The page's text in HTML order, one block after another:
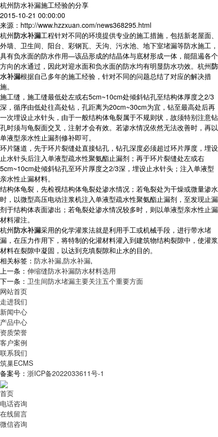
杭州防水补漏施工经验的分享
2015-10-21 00:00:00
来源：http://www.hzzxuan.com/news368295.html
杭州防水补漏工程针对不同的环境提供专业的施工措施，包括新老屋面、
外墙、卫生间、阳台、彩钢瓦、天沟、污水池、地下室堵漏等防水施工，
具有负水面的防水作用—该品形成的结晶体与底材形成一体，能阻遏各个
方向的水通过，因此对迎水面和负水面的防水均有明显防水功效。杭州防
水补漏根据自己多年的施工经验，针对不同的问题总结了对应的解决措
施。
施工缝，施工缝最低处左或右5cm~10cm处倾斜钻孔至结构体厚度之2/3
深，循序由低处往高处钻，孔距离为20cm~30cm为宜，钻至最高处后再
一次埋设止水针头，由于一般结构体龟裂属于不规则状，故须特别注意钻
孔时须与龟裂面交叉，注射才会有效。若渗水情况依然无法改善时，再以
单液型亲水性止漏剂修补即可。
环片隧道，先于环片裂缝处直接钻孔，钻孔深度必须超过环片厚度，埋设
止水针头后注入单液型疏水性聚氨酯止漏剂；再于环片裂缝处左或右
5cm~10cm处倾斜钻孔至环片厚度之2/3深，埋设止水针头；注入单液型
亲水性止漏材料。
结构体龟裂，先检视结构体龟裂处渗水情况；若龟裂处为干燥或微量渗水
时，以微型高压电动注浆机注入单液型疏水性聚氨酯止漏剂，至发现止漏
剂于结构体表面渗出；若龟裂处渗水情况较多时，则以单液型亲水性止漏
材料灌注。
杭州防水补漏采用的化学灌浆法就是利用手工或机械手段，进行带水堵
漏，在压力作用下，将特制的化灌材料灌入到建筑物结构裂隙中，使灌浆
材料在裂隙中凝固，以达到充填裂隙和止水的目的。
相关标签： 防水补漏,防水补漏,
上一条： 伸缩缝防水补漏防水材料选用
下一条： 卫生间防水堵漏主要关注五个重要方面
网站首页
走进我们
新闻中心
产品中心
资质荣誉
客户案例
联系我们
筑巢ECMS
备案号： 浙ICP备2022033611号-1
首页
电话咨询
在线留言
微信咨询